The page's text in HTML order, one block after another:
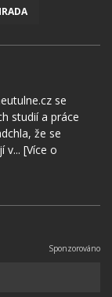
se
studií a práce
že se
v... [Více o